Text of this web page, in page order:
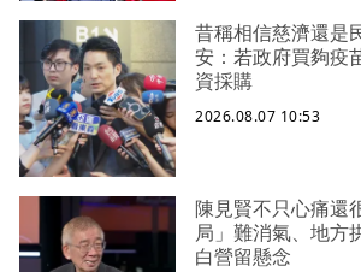
昔稱相信慈濟還
安：若政府買夠疫
資採購
2026.08.07 10:53
陳見賢不只心痛還
局」難消氣、地
白營留懸念